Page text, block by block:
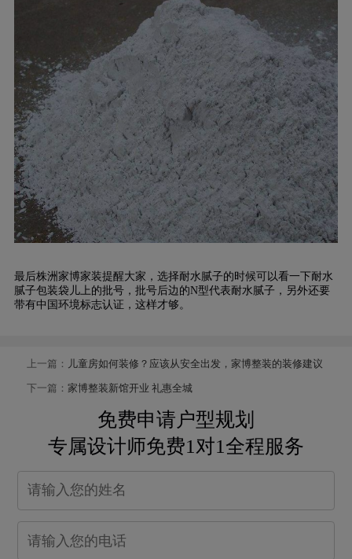
最后株洲家博家装提醒大家，选择耐水腻子的时候可以看一下耐水
腻子包装袋儿上的批号，批号后边的N型代表耐水腻子，另外还要
带有中国环境标志认证，这样才够。
上一篇： 儿童房如何装修？应该从安全出发，家博整装的装修建议
下一篇： 家博整装新馆开业 礼惠全城
免费申请户型规划
专属设计师免费1对1全程服务